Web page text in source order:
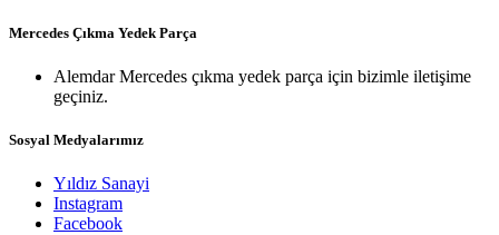
Mercedes Çıkma Yedek Parça
Alemdar Mercedes çıkma yedek parça için bizimle iletişime
geçiniz.
Sosyal Medyalarımız
Yıldız Sanayi
Instagram
Facebook